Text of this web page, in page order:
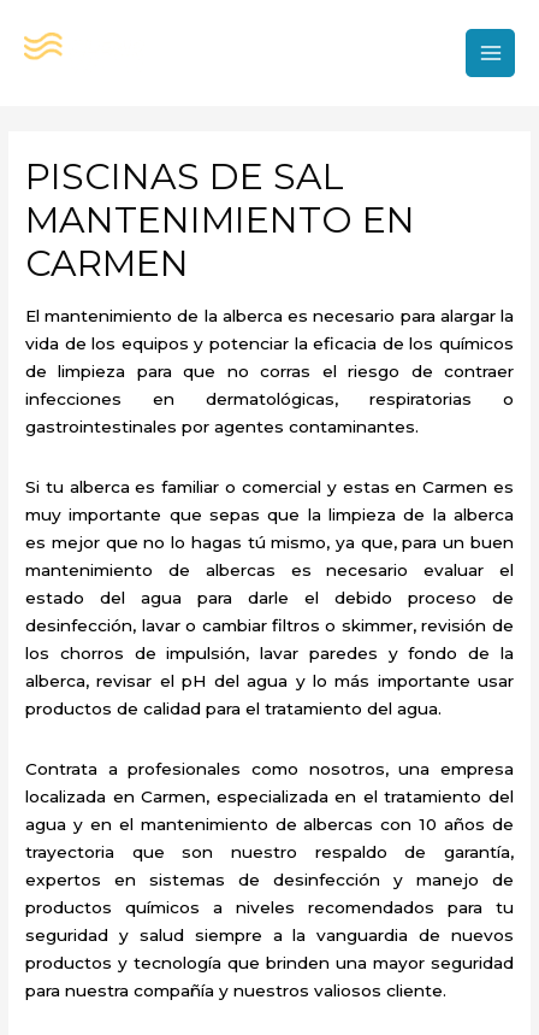
PISCINAS DE SAL
MANTENIMIENTO EN
CARMEN
El mantenimiento de la alberca es necesario para alargar la
vida de los equipos y potenciar la eficacia de los químicos
de limpieza para que no corras el riesgo de contraer
infecciones en dermatológicas, respiratorias o
gastrointestinales por agentes contaminantes.
Si tu alberca es familiar o comercial y estas en Carmen es
muy importante que sepas que la limpieza de la alberca
es mejor que no lo hagas tú mismo, ya que, para un buen
mantenimiento de albercas es necesario evaluar el
estado del agua para darle el debido proceso de
desinfección, lavar o cambiar filtros o skimmer, revisión de
los chorros de impulsión, lavar paredes y fondo de la
alberca, revisar el pH del agua y lo más importante usar
productos de calidad para el tratamiento del agua.
Contrata a profesionales como nosotros, una empresa
localizada en Carmen, especializada en el tratamiento del
agua y en el mantenimiento de albercas con 10 años de
trayectoria que son nuestro respaldo de garantía,
expertos en sistemas de desinfección y manejo de
productos químicos a niveles recomendados para tu
seguridad y salud siempre a la vanguardia de nuevos
productos y tecnología que brinden una mayor seguridad
para nuestra compañía y nuestros valiosos cliente.